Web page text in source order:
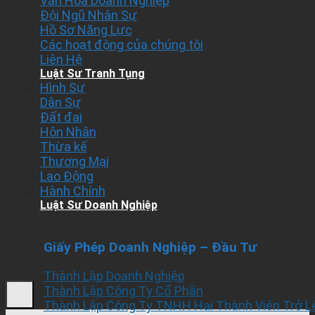
Đội Ngũ Nhân Sự
Hồ Sơ Năng Lực
Các hoạt động của chúng tôi
Liên Hệ
Luật Sư Tranh Tụng
Hình Sự
Dân Sự
Đất đai
Hôn Nhân
Thừa kế
Thương Mại
Lao Động
Hành Chính
Luật Sư Doanh Nghiệp
Giấy Phép Doanh Nghiệp – Đầu Tư
Thành Lập Doanh Nghiệp
Thành Lập Công Ty Cổ Phần
Thành Lập Công Ty TNHH Hai Thành Viên Trở